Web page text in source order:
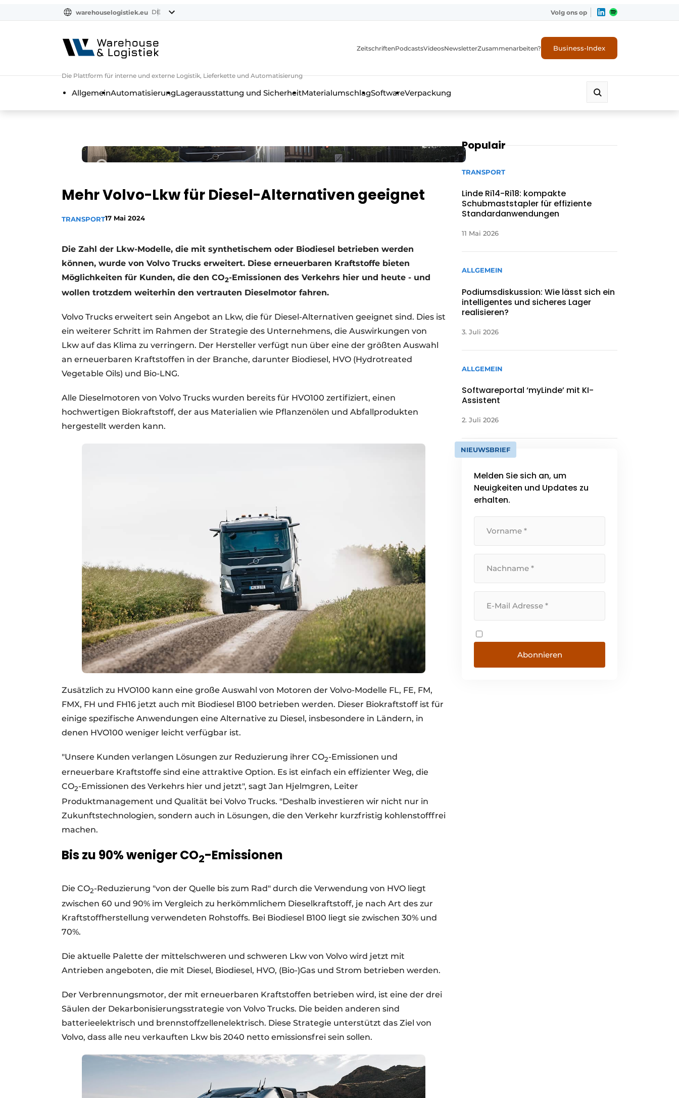
warehouselogistiek.eu DE Volg ons op
Die Plattform für interne und externe Logistik, Lieferkette und Automatisierung
ZeitschriftenPodcastsVideosNewsletterZusammenarbeiten? Business-Index
AllgemeinAutomatisierungLagerausstattung und SicherheitMaterialumschlagSoftwareVerpackung
Mehr Volvo-Lkw für Diesel-Alternativen geeignet
TRANSPORT17 Mai 2024
Die Zahl der Lkw-Modelle, die mit synthetischem oder Biodiesel betrieben werden
können, wurde von Volvo Trucks erweitert. Diese erneuerbaren Kraftstoffe bieten
Möglichkeiten für Kunden, die den CO2-Emissionen des Verkehrs hier und heute - und
wollen trotzdem weiterhin den vertrauten Dieselmotor fahren.
Volvo Trucks erweitert sein Angebot an Lkw, die für Diesel-Alternativen geeignet sind. Dies ist
ein weiterer Schritt im Rahmen der Strategie des Unternehmens, die Auswirkungen von
Lkw auf das Klima zu verringern. Der Hersteller verfügt nun über eine der größten Auswahl
an erneuerbaren Kraftstoffen in der Branche, darunter Biodiesel, HVO (Hydrotreated
Vegetable Oils) und Bio-LNG.
Alle Dieselmotoren von Volvo Trucks wurden bereits für HVO100 zertifiziert, einen
hochwertigen Biokraftstoff, der aus Materialien wie Pflanzenölen und Abfallprodukten
hergestellt werden kann.
Zusätzlich zu HVO100 kann eine große Auswahl von Motoren der Volvo-Modelle FL, FE, FM,
FMX, FH und FH16 jetzt auch mit Biodiesel B100 betrieben werden. Dieser Biokraftstoff ist für
einige spezifische Anwendungen eine Alternative zu Diesel, insbesondere in Ländern, in
denen HVO100 weniger leicht verfügbar ist.
"Unsere Kunden verlangen Lösungen zur Reduzierung ihrer CO2-Emissionen und
erneuerbare Kraftstoffe sind eine attraktive Option. Es ist einfach ein effizienter Weg, die
CO2-Emissionen des Verkehrs hier und jetzt", sagt Jan Hjelmgren, Leiter
Produktmanagement und Qualität bei Volvo Trucks. "Deshalb investieren wir nicht nur in
Zukunftstechnologien, sondern auch in Lösungen, die den Verkehr kurzfristig kohlenstofffrei
machen.
Bis zu 90% weniger CO2-Emissionen
Die CO2-Reduzierung "von der Quelle bis zum Rad" durch die Verwendung von HVO liegt
zwischen 60 und 90% im Vergleich zu herkömmlichem Dieselkraftstoff, je nach Art des zur
Kraftstoffherstellung verwendeten Rohstoffs. Bei Biodiesel B100 liegt sie zwischen 30% und
70%.
Die aktuelle Palette der mittelschweren und schweren Lkw von Volvo wird jetzt mit
Antrieben angeboten, die mit Diesel, Biodiesel, HVO, (Bio-)Gas und Strom betrieben werden.
Der Verbrennungsmotor, der mit erneuerbaren Kraftstoffen betrieben wird, ist eine der drei
Säulen der Dekarbonisierungsstrategie von Volvo Trucks. Die beiden anderen sind
batterieelektrisch und brennstoffzellenelektrisch. Diese Strategie unterstützt das Ziel von
Volvo, dass alle neu verkauften Lkw bis 2040 netto emissionsfrei sein sollen.
Populair
TRANSPORT
Linde Ri14-Ri18: kompakte
Schubmaststapler für effiziente
Standardanwendungen
11 Mai 2026
ALLGEMEIN
Podiumsdiskussion: Wie lässt sich ein
intelligentes und sicheres Lager
realisieren?
3. Juli 2026
ALLGEMEIN
Softwareportal ‘myLinde’ mit KI-
Assistent
2. Juli 2026
NIEUWSBRIEF
Melden Sie sich an, um
Neuigkeiten und Updates zu
erhalten.
Abonnieren